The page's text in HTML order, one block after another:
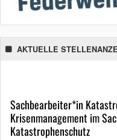
AKTUELLE
Sachbearbeiter*in
Krisenmanagement im
Katastrophenschutz